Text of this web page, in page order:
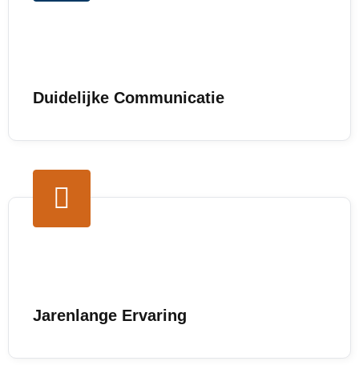
Duidelijke Communicatie
Jarenlange Ervaring